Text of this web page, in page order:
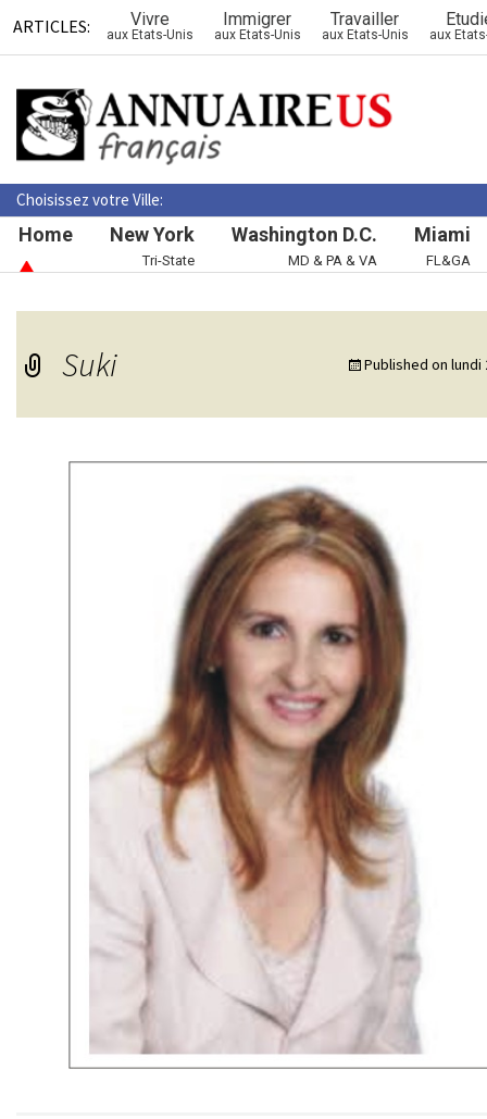
ARTICLES: Vivre
aux Etats-Unis
Immigrer
aux Etats-Unis
Travailler
aux Etats-Unis aux
Choisissez votre Ville:
Home New York
Tri-State
Washington D.C.
MD & PA & VA
Miami
FL&GA
Suki Published on lundi